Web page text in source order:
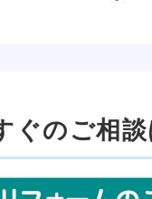
ぐのご相